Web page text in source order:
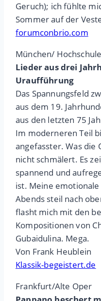
Geruch); ich fühlte
Sommer auf der
forumconbrio.com
München/
Lieder aus drei
Uraufführung
Das Spannungsfeld
aus dem 19.
aus den letzten 75
Im moderneren Teil
angefasster. Was die
nicht schmälert. Es
spannend und
ist. Meine
Abends steil nach
flasht mich mit den
Kompositionen von
Gubaidulina. Mega.
Von Frank Heublein
Klassik-begeistert.de
Frankfurt/Alte Oper